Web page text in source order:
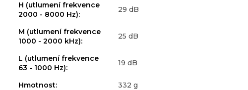
H (utlumení frekvence
2000 - 8000 Hz):
29 dB
M (utlumení frekvence
1000 - 2000 kHz):
25 dB
L (utlumení frekvence
63 - 1000 Hz):
19 dB
Hmotnost:
332 g